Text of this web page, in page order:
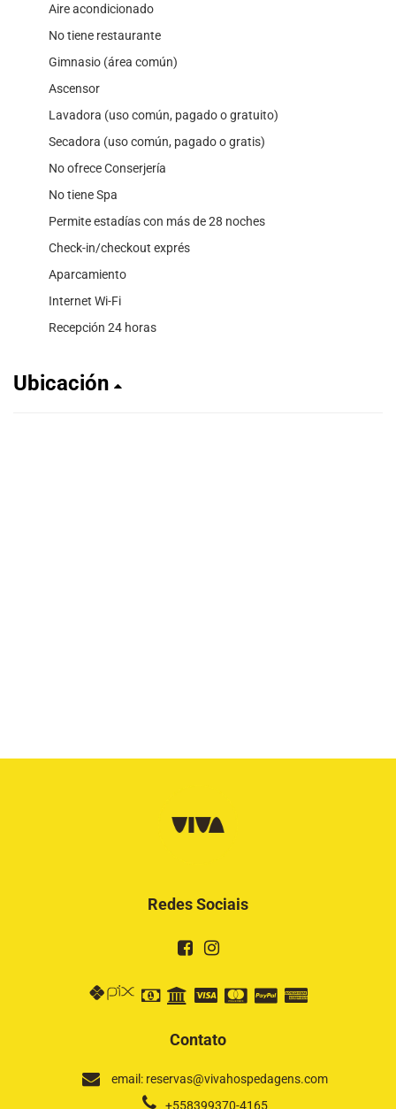
Aire acondicionado
No tiene restaurante
Gimnasio (área común)
Ascensor
Lavadora (uso común, pagado o gratuito)
Secadora (uso común, pagado o gratis)
No ofrece Conserjería
No tiene Spa
Permite estadías con más de 28 noches
Check-in/checkout exprés
Aparcamiento
Internet Wi-Fi
Recepción 24 horas
Ubicación
Redes Sociais
Contato
email: reservas@vivahospedagens.com
+558399370-4165